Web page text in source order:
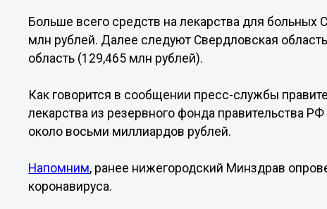
Больше всего средств на лекарства для больных
млн рублей. Далее следуют Свердловская
область (129,465 млн рублей).
Как говорится в сообщении пресс-службы
лекарства из резервного фонда правительства
около восьми миллиардов рублей.
Напомним, ранее нижегородский Минздрав
коронавируса.